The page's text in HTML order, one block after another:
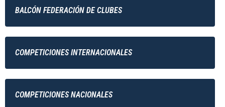
BALCÓN FEDERACIÓN DE CLUBES
COMPETICIONES INTERNACIONALES
COMPETICIONES NACIONALES